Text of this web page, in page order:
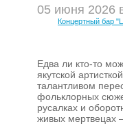
05 июня 2026
Концертный бар
Едва ли кто-то
якутской
талантливом
фольклорных
русалках и
живых мертвецах